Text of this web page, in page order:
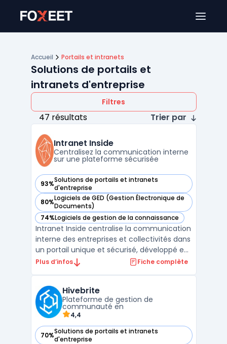
Accueil Portails et intranets
Solutions de portails et
intranets d'entreprise
Filtres
47 résultats Trier par
Intranet Inside
Centralisez la communication interne
sur une plateforme sécurisée
93%Solutions de portails et intranets
d'entreprise
— voir Intranet Inside dans cette catégorie
80%Logiciels de GED (Gestion Électronique de
Documents)
— voir Intranet Inside dans cette catégorie
74%Logiciels de gestion de la connaissance
— voir Intranet Inside dans cette catégorie
Intranet Inside centralise la communication
interne des entreprises et collectivités dans
un portail unique et sécurisé, développé en
France. Adapté aux exigences des
confidentialité des données, il s’adresse aux
stru ...
Plus d’infos Fiche complète
Hivebrite
Plateforme de gestion de
communauté en
4,4
70%Solutions de portails et intranets
d'entreprise
— voir Hivebrite dans cette catégorie